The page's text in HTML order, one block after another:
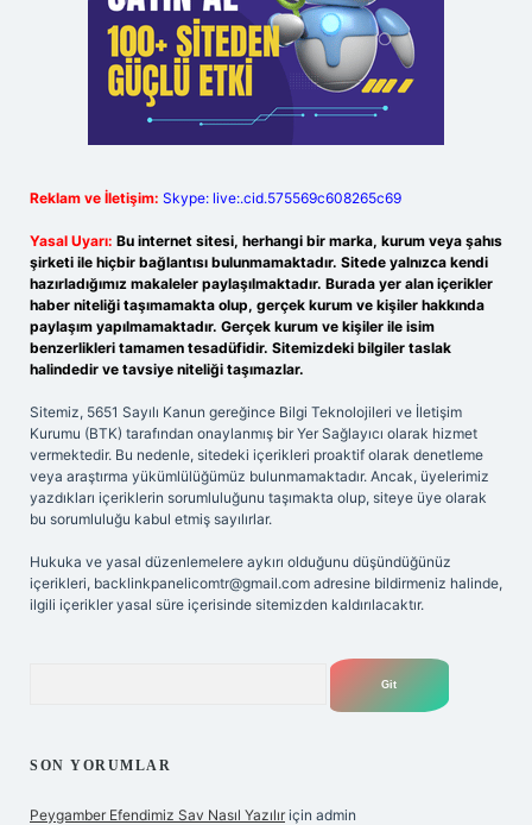
Reklam ve İletişim: Skype: live:.cid.575569c608265c69
Yasal Uyarı: Bu internet sitesi, herhangi bir marka, kurum veya şahıs
şirketi ile hiçbir bağlantısı bulunmamaktadır. Sitede yalnızca kendi
hazırladığımız makaleler paylaşılmaktadır. Burada yer alan içerikler
haber niteliği taşımamakta olup, gerçek kurum ve kişiler hakkında
paylaşım yapılmamaktadır. Gerçek kurum ve kişiler ile isim
benzerlikleri tamamen tesadüfidir. Sitemizdeki bilgiler taslak
halindedir ve tavsiye niteliği taşımazlar.
Sitemiz, 5651 Sayılı Kanun gereğince Bilgi Teknolojileri ve İletişim
Kurumu (BTK) tarafından onaylanmış bir Yer Sağlayıcı olarak hizmet
vermektedir. Bu nedenle, sitedeki içerikleri proaktif olarak denetleme
veya araştırma yükümlülüğümüz bulunmamaktadır. Ancak, üyelerimiz
yazdıkları içeriklerin sorumluluğunu taşımakta olup, siteye üye olarak
bu sorumluluğu kabul etmiş sayılırlar.
Hukuka ve yasal düzenlemelere aykırı olduğunu düşündüğünüz
içerikleri, backlinkpanelicomtr@gmail.com adresine bildirmeniz halinde,
ilgili içerikler yasal süre içerisinde sitemizden kaldırılacaktır.
SON YORUMLAR
Peygamber Efendimiz Sav Nasıl Yazılır için admin